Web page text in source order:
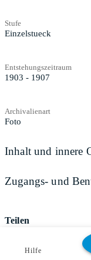
Stufe
Einzelstueck
Entstehungszeitraum
1903 - 1907
Archivalienart
Foto
Inhalt und innere
Zugangs- und
Teilen
Hilfe